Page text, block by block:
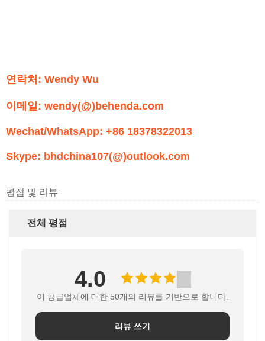
연락처: Wendy Wu
이메일: wendy(@)behenda.com
Wechat/WhatsApp: +86 18378322013
Skype: bhdchina107(@)outlook.com
평점 및 리뷰
전체 평점
4.0
이 공급업체에 대한 50개의 리뷰를 기반으로 합니다.
리뷰 쓰기